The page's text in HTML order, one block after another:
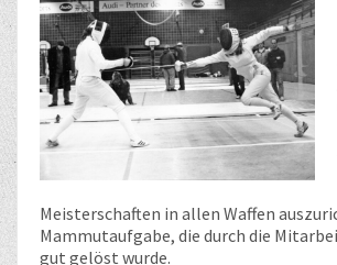
Meisterschaften in allen Waffen
Mammutaufgabe, die durch die
gut gelöst wurde.